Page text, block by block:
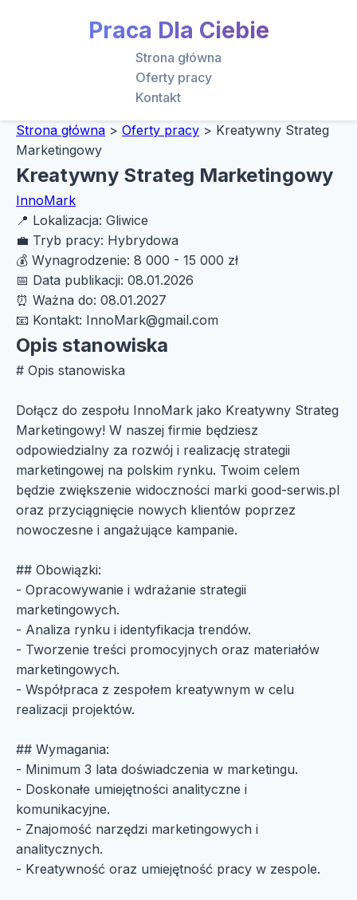
Praca Dla Ciebie
Strona główna
Oferty pracy
Kontakt
Strona główna > Oferty pracy > Kreatywny Strateg
Marketingowy
Kreatywny Strateg Marketingowy
InnoMark
📍 Lokalizacja: Gliwice
💼 Tryb pracy: Hybrydowa
💰 Wynagrodzenie: 8 000 - 15 000 zł
📅 Data publikacji: 08.01.2026
⏰ Ważna do: 08.01.2027
📧 Kontakt: InnoMark@gmail.com
Opis stanowiska
# Opis stanowiska
Dołącz do zespołu InnoMark jako Kreatywny Strateg
Marketingowy! W naszej firmie będziesz
odpowiedzialny za rozwój i realizację strategii
marketingowej na polskim rynku. Twoim celem
będzie zwiększenie widoczności marki good-serwis.pl
oraz przyciągnięcie nowych klientów poprzez
nowoczesne i angażujące kampanie.
## Obowiązki:
- Opracowywanie i wdrażanie strategii
marketingowych.
- Analiza rynku i identyfikacja trendów.
- Tworzenie treści promocyjnych oraz materiałów
marketingowych.
- Współpraca z zespołem kreatywnym w celu
realizacji projektów.
## Wymagania:
- Minimum 3 lata doświadczenia w marketingu.
- Doskonałe umiejętności analityczne i
komunikacyjne.
- Znajomość narzędzi marketingowych i
analitycznych.
- Kreatywność oraz umiejętność pracy w zespole.